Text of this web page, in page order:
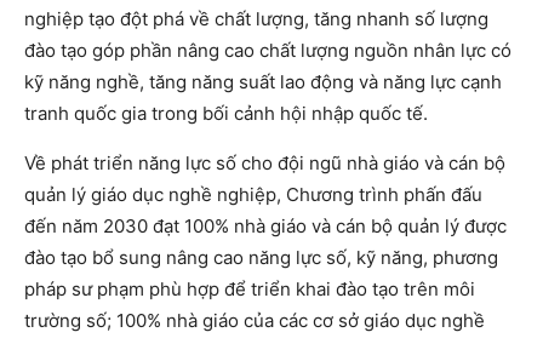
nghiệp tạo đột phá về chất lượng, tăng nhanh số lượng
đào tạo góp phần nâng cao chất lượng nguồn nhân lực có
kỹ năng nghề, tăng năng suất lao động và năng lực cạnh
tranh quốc gia trong bối cảnh hội nhập quốc tế.
Về phát triển năng lực số cho đội ngũ nhà giáo và cán bộ
quản lý giáo dục nghề nghiệp, Chương trình phấn đấu
đến năm 2030 đạt 100% nhà giáo và cán bộ quản lý được
đào tạo bổ sung nâng cao năng lực số, kỹ năng, phương
pháp sư phạm phù hợp để triển khai đào tạo trên môi
trường số; 100% nhà giáo của các cơ sở giáo dục nghề